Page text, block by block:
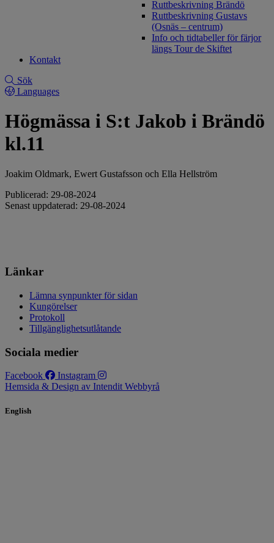
Ruttbeskrivning Brändö
Ruttbeskrivning Gustavs
(Osnäs – centrum)
Info och tidtabeller för färjor
längs Tour de Skiftet
Kontakt
Sök
Languages
Högmässa i S:t Jakob i Brändö
kl.11
Joakim Oldmark, Ewert Gustafsson och Ella Hellström
Publicerad: 29-08-2024
Senast uppdaterad: 29-08-2024
Länkar
Lämna synpunkter för sidan
Kungörelser
Protokoll
Tillgänglighetsutlåtande
Sociala medier
Facebook
Instagram
Hemsida & Design av Intendit Webbyrå
English